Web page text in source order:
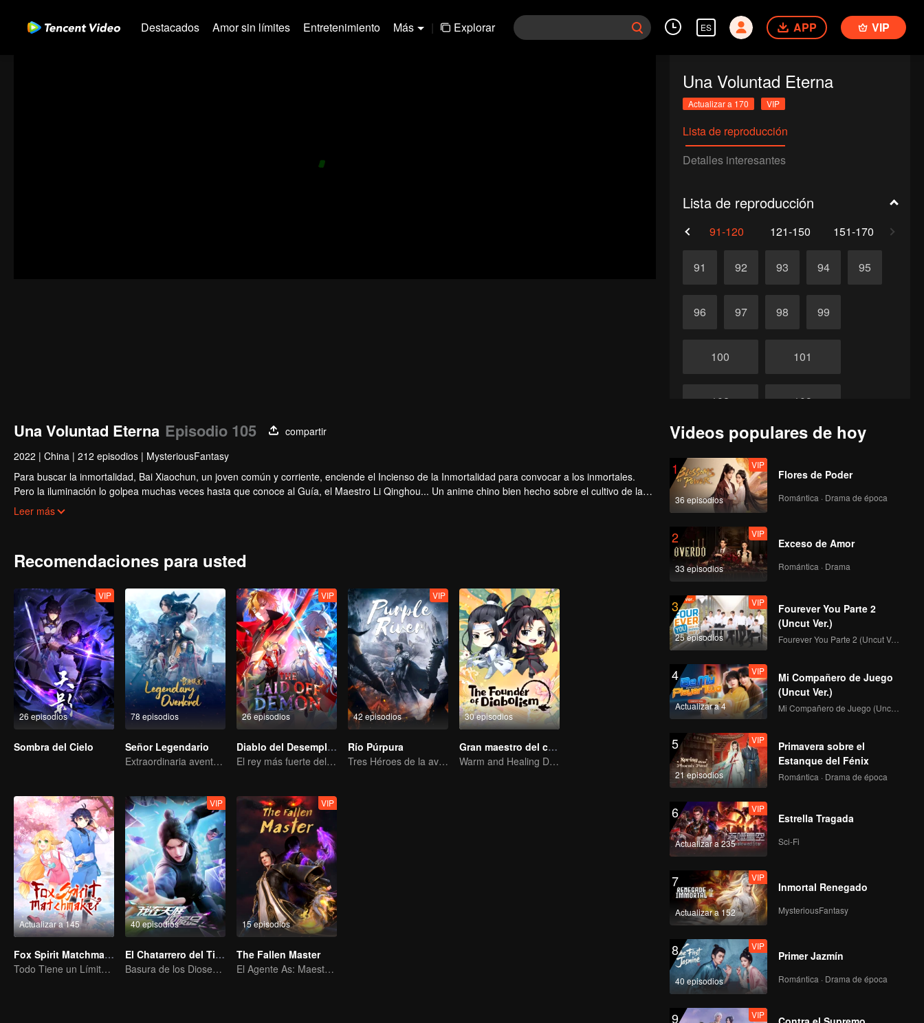
Destacados Amor sin límites Entretenimiento Más | Explorar ES APP VIP
Una Voluntad Eterna
Actualizar a 170 VIP
Lista de reproducción
Detalles interesantes
Lista de reproducción
91-120 121-150 151-170
91 92 93 94 95
96 97 98 99
100 101
102 103
104
106
108
110
112 113
114
116 117
118 119
120
Una Voluntad Eterna Episodio 105
compartir
2022 | China | 212 episodios | MysteriousFantasy
Para buscar la inmortalidad, Bai Xiaochun, un joven común y corriente, enciende el Incienso de la Inmortalidad para convocar a los inmortales.
Pero la iluminación lo golpea muchas veces hasta que conoce al Guía, el Maestro Li Qinghou... Un anime chino bien hecho sobre el cultivo de la
inmortalidad con numerosas tramas divertidas. Ven a verlo para llenar tu verano de alegría.
Leer más
Recomendaciones para usted
26 episodios
VIP
Sombra del Cielo
78 episodios
Señor Legendario
Extraordinaria aventura, una adolescente renacida de la adversidad.
26 episodios
VIP
Diablo del Desempleo
El rey más fuerte del inframundo más competitivo
42 episodios
VIP
Río Púrpura
Tres Héroes de la aventura de Zichuan en el Continente Xichuan
30 episodios
Gran maestro del cultivo demoníaco Q
Warm and Healing Daily Life
Actualizar a 145
Fox Spirit Matchmaker
Todo Tiene un Límite, Excepto el Amor y el Odio
40 episodios
VIP
El Chatarrero del Tianting
Basura de los Dioses, Aniquilando a los Enemigos del Cielo
15 episodios
VIP
The Fallen Master
El Agente As: Maestro de los Nueve Reinos
Videos populares de hoy
1
36 episodios
VIP
Flores de Poder
Romántica · Drama de época
2
33 episodios
VIP
Exceso de Amor
Romántica · Drama
3
25 episodios
VIP
Fourever You Parte 2
(Uncut Ver.)
Fourever You Parte 2 (Uncut Ver.)
4
Actualizar a 4
VIP
Mi Compañero de Juego
(Uncut Ver.)
Mi Compañero de Juego (Uncut Ver.)
5
21 episodios
VIP
Primavera sobre el
Estanque del Fénix
Romántica · Drama de época
6
Actualizar a 235
VIP
Estrella Tragada
Sci-Fi
7
Actualizar a 152
VIP
Inmortal Renegado
MysteriousFantasy
8
40 episodios
VIP
Primer Jazmín
Romántica · Drama de época
9 VIP